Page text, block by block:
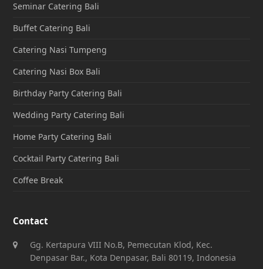
Seminar Catering Bali
Buffet Catering Bali
Catering Nasi Tumpeng
Catering Nasi Box Bali
Birthday Party Catering Bali
Wedding Party Catering Bali
Home Party Catering Bali
Cocktail Party Catering Bali
Coffee Break
Contact
Gg. Kertapura VIII No.B, Pemecutan Klod, Kec.
Denpasar Bar., Kota Denpasar, Bali 80119, Indonesia